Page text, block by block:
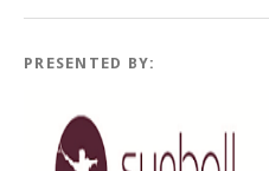
PRESENTED BY: